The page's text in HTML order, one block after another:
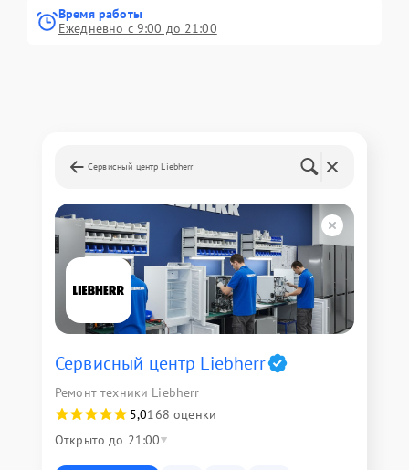
Время работы
Ежедневно с 9:00 до 21:00
Сервисный центр Liebherr
Сервисный центр Liebherr
Ремонт техники Liebherr
5,0168 оценки
Открыто до 21:00